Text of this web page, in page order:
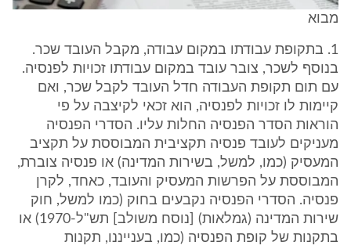
מבוא
1. בתקופת עבודתו במקום עבודה, מקבל העובד שכר.
בנוסף לשכר, צובר עובד במקום עבודתו זכויות לפנסיה.
עם תום תקופת העבודה חדל העובד לקבל שכר, ואם
קיימות לו זכויות לפנסיה, הוא זכאי לקיצבה על פי
הוראות הסדר הפנסיה החלות עליו. הסדרי הפנסיה
מעניקים לעובד פנסיה תקציבית המבוססת על תקציב
המעסיק (כמו, למשל, בשירות המדינה) או פנסיה צוברת,
המבוססת על הפרשות המעסיק והעובד, כאחד, לקרן
פנסיה. הסדרי הפנסיה נקבעים בחוק (כמו למשל, חוק
שירות המדינה (גמלאות) [נוסח משולב] תש"ל-1970) או
בתקנות של קופת הפנסיה (כמו, בענייננו, תקנות